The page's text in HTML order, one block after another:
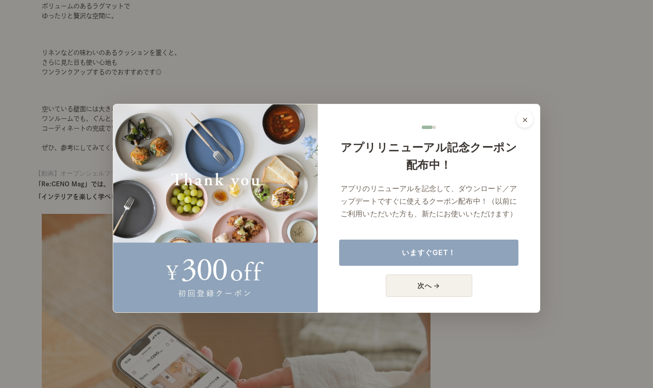
ボリュームのあるラグマットで
ゆったりと贅沢な空間に。
リネンなどの味わいのあるクッションを置くと、
さらに見た目も使い心地も
ワンランクアップするのでおすすめです◎
空いている壁面には大きなアートを飾って、
ワンルームでも、ぐんと上質な雰囲気の
コーディネートの完成です。
ぜひ、参考にしてみてください。
【動画】オープンシェルフで空間を分けた、1人暮らしワンルーム
「Re:CENO Mag」では、
「インテリアを楽しく学べる記事」を発信中です！
×
アプリリニューアル記念クーポン
配布中！
アプリのリニューアルを記念して、ダウンロード／ア
ップデートですぐに使えるクーポン配布中！（以前に
ご利用いただいた方も、新たにお使いいただけます）
いますぐGET！
次へ →